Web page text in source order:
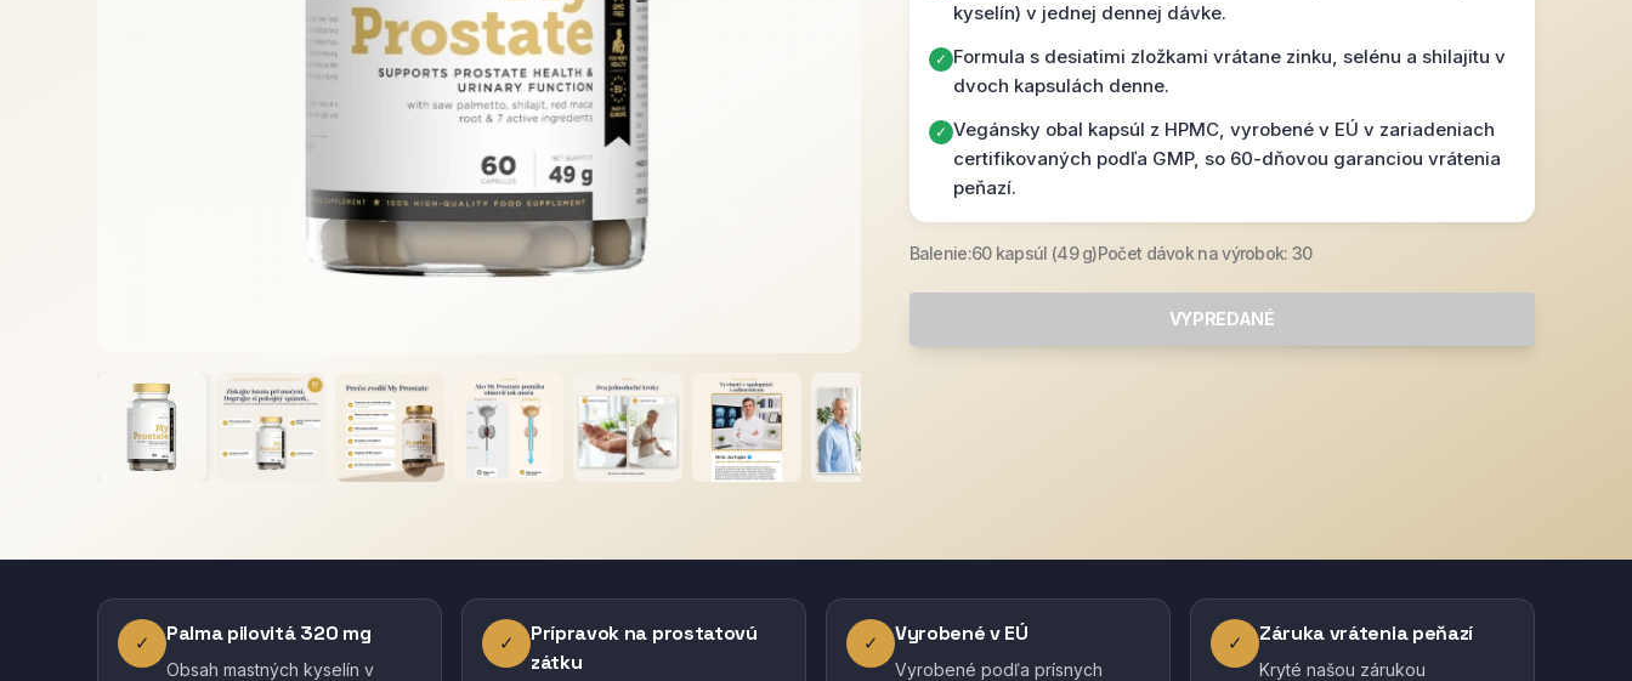
kyselín) v jednej dennej dávke.
✓ Formula s desiatimi zložkami vrátane zinku, selénu a shilajitu v
dvoch kapsulách denne.
✓ Vegánsky obal kapsúl z HPMC, vyrobené v EÚ v zariadeniach
certifikovaných podľa GMP, so 60-dňovou garanciou vrátenia
peňazí.
Balenie:60 kapsúl (49 g)Počet dávok na výrobok: 30
VYPREDANÉ
✓ Palma pilovitá 320 mg
Obsah mastných kyselín v
✓
Prípravok na prostatovú
zátku
✓ Vyrobené v EÚ
Vyrobené podľa prísnych
✓ Záruka vrátenia peňazí
Kryté našou zárukou